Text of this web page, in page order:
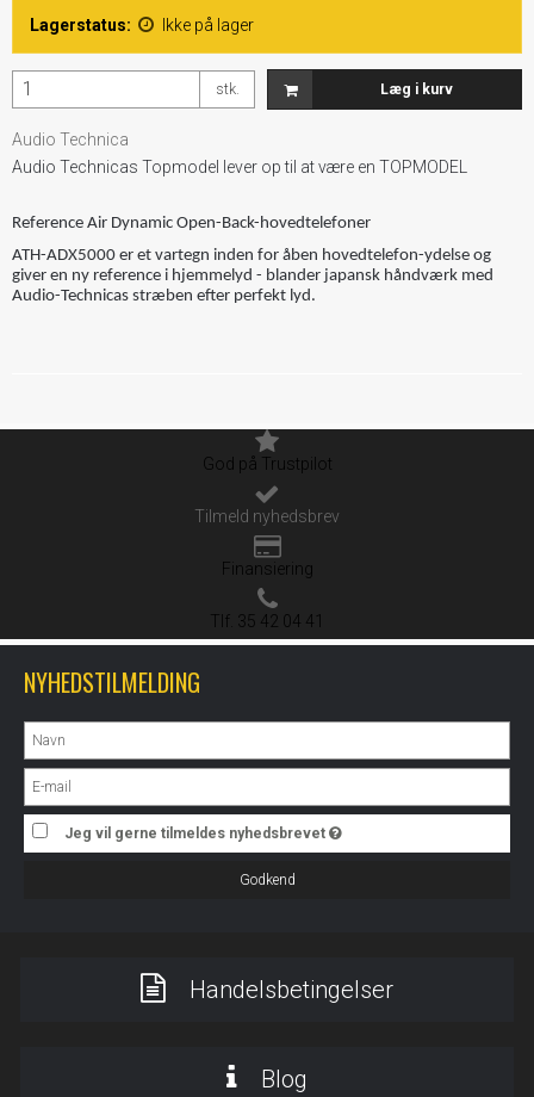
Lagerstatus: Ikke på lager
stk. Læg i kurv
Audio Technica
Audio Technicas Topmodel lever op til at være en TOPMODEL
Reference Air Dynamic Open-Back-hovedtelefoner
ATH-ADX5000 er et vartegn inden for åben hovedtelefon-ydelse og
giver en ny reference i hjemmelyd - blander japansk håndværk med
Audio-Technicas stræben efter perfekt lyd.
God på Trustpilot
Tilmeld nyhedsbrev
Finansiering
Tlf. 35 42 04 41
NYHEDSTILMELDING
Jeg vil gerne tilmeldes nyhedsbrevet
Godkend
Handelsbetingelser
Blog